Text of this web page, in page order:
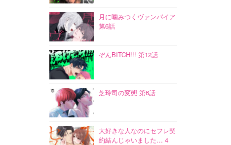
月に噛みつくヴァンパイア
第6話
ぞんBITCH!!! 第12話
芝玲司の変態 第6話
大好きな人なのにセフレ契
約結んじゃいました… 4